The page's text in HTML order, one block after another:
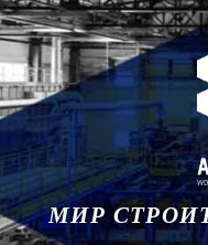
МИР